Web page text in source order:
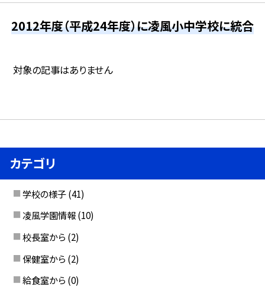
2012年度（平成24年度）に凌風小中学校に統合
対象の記事はありません
カテゴリ
学校の様子 (41)
凌風学園情報 (10)
校長室から (2)
保健室から (2)
給食室から (0)